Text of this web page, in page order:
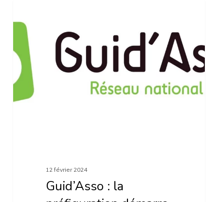
:
préfiguration
démarre
en
Île-
12 février 2024
Guid’Asso : la